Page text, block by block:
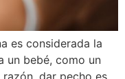
es considerada la
un bebé, como un